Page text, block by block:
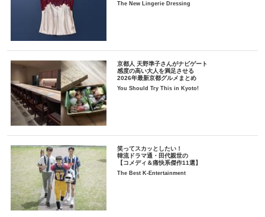
The New Lingerie Dressing
京都人 天野準子さんがナビゲート
感度の高い大人を満足させる
2026年最新京都グルメまとめ
You Should Try This in Kyoto!
笑ってスカッとしたい！
韓流ドラマ通・田代親世の
【コメディ＆痛快系傑作11選】
The Best K-Entertainment